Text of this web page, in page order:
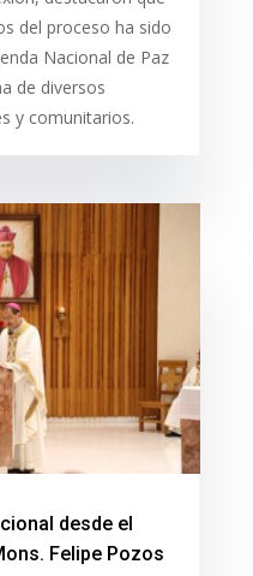
del proceso ha sido
Nacional de Paz
de diversos
y comunitarios.
desde el
Felipe Pozos